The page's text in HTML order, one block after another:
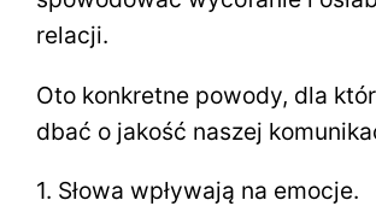
relacji.
Oto konkretne powody, dla
dbać o jakość naszej
1. Słowa wpływają na emocje.